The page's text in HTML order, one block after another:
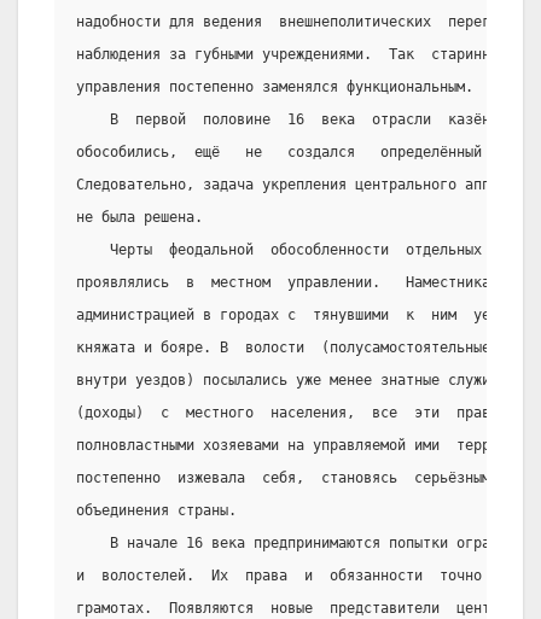
надобности для ведения  внешнеполитических
наблюдения за губными учреждениями.  Так  старинно
управления постепенно заменялся функциональным.
В  первой  половине  16  века  отрасли  казённого
обособились,  ещё   не   создался   определённый
Следовательно, задача укрепления центрального
не была решена.
Черты  феодальной  обособленности  отдельных
проявлялись  в  местном  управлении.   Наместниками,
администрацией в городах с  тянувшими  к  ним
княжата и бояре. В  волости  (полусамостоятельные
внутри уездов) посылались уже менее знатные служилые
(доходы)  с  местного  населения,  все  эти  правители
полновластными хозяевами на управляемой ими
постепенно  изжевала  себя,  становясь  серьёзным
объединения страны.
В начале 16 века предпринимаются попытки
и  волостелей.  Их  права  и  обязанности  точно
грамотах.  Появляются  новые  представители